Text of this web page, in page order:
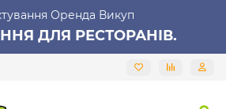
Оренда Викуп
ДЛЯ РЕСТОРАНІВ.